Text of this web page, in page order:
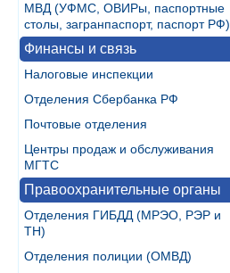
МВД (УФМС, ОВИРы, паспортные
столы, загранпаспорт, паспорт РФ)
Финансы и связь
Налоговые инспекции
Отделения Сбербанка РФ
Почтовые отделения
Центры продаж и обслуживания
МГТС
Правоохранительные органы
Отделения ГИБДД (МРЭО, РЭР и
ТН)
Отделения полиции (ОМВД)